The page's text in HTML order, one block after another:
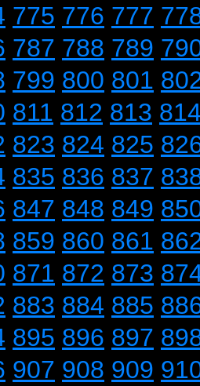
775 776 777
787 788 789
799 800 801
811 812 813
823 824 825
835 836 837
847 848 849
859 860 861
871 872 873
883 884 885
895 896 897
907 908 909